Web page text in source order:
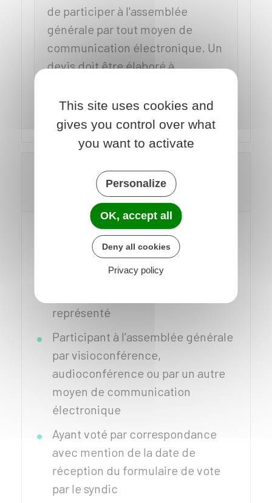
de participer à l'assemblée
générale par tout moyen de
communication électronique. Un
devis doit être élaboré à
syndical.
Que contient la feuille de présence à
l'assemblée générale des
copropriétaires ?
Il est tenu une feuille de présence qui
indique les nom, domicile et nombre
de voix de chaque copropriétaire :
représenté
Participant à l'assemblée générale
par visioconférence,
audioconférence ou par un autre
moyen de communication
électronique
Ayant voté par correspondance
avec mention de la date de
réception du formulaire de vote
par le syndic
This site uses cookies and
gives you control over what
you want to activate
Personalize
OK, accept all
Deny all cookies
Privacy policy